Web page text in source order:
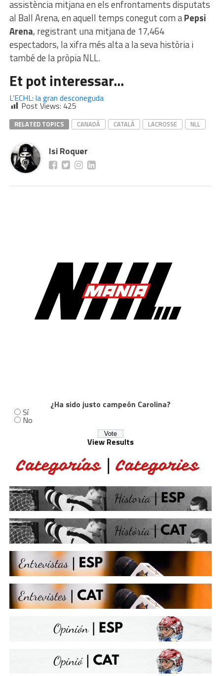
assistència mitjana en els enfrontaments disputats
al Ball Arena, en aquell temps conegut com aPepsi
Arena, registrant una mitjana de 17,464
espectadors, la xifra més alta a la seva història i
també de la pròpia NLL.
Et pot interessar…
L’ECHL: la gran desconeguda
Post Views: 425
RELATED TOPICS CANADÁ CATALÀ LACROSSE NLL
Isi Roquer
¿Ha sido justo campeón Carolina?
Sí
No
View Results